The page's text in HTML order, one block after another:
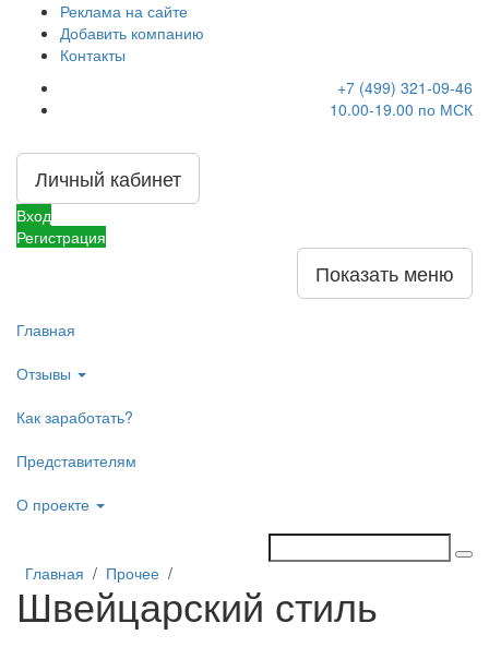
Реклама на сайте
Добавить компанию
Контакты
+7 (499) 321-09-46
10.00-19.00 по МСК
Личный кабинет
Вход
Регистрация
Показать меню
Главная
Отзывы
Как заработать?
Представителям
О проекте
Главная / Прочее /
Швейцарский стиль